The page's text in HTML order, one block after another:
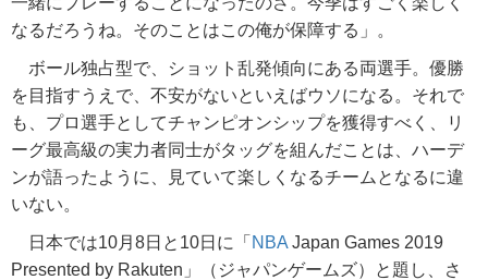
なるだろうね。そのことはこの俺が保障する」。
ボール独占型で、ショット乱発傾向にある両選手。優勝
を目指すうえで、不安がないといえばウソになる。それで
も、プロ選手としてチャンピオンシップを獲得すべく、リ
ーグ最高級の実力者同士がタッグを組んだことは、ハーデ
ンが語ったように、見ていて楽しくなるチームとなるに違
いない。
日本では10月8日と10日に「 NBA Japan Games 2019
Presented by Rakuten」（ジャパンゲームズ）と題し、さ